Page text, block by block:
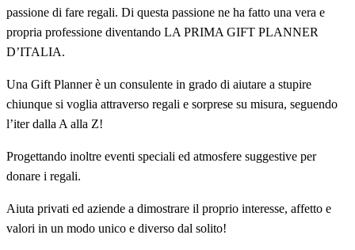
passione di fare regali. Di questa passione ne ha fatto una vera e
propria professione diventando LA PRIMA GIFT PLANNER
D’ITALIA.
Una Gift Planner è un consulente in grado di aiutare a stupire
chiunque si voglia attraverso regali e sorprese su misura, seguendo
l’iter dalla A alla Z!
Progettando inoltre eventi speciali ed atmosfere suggestive per
donare i regali.
Aiuta privati ed aziende a dimostrare il proprio interesse, affetto e
valori in un modo unico e diverso dal solito!